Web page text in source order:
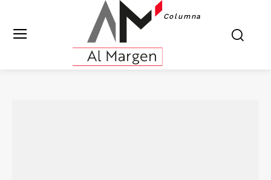
Columna